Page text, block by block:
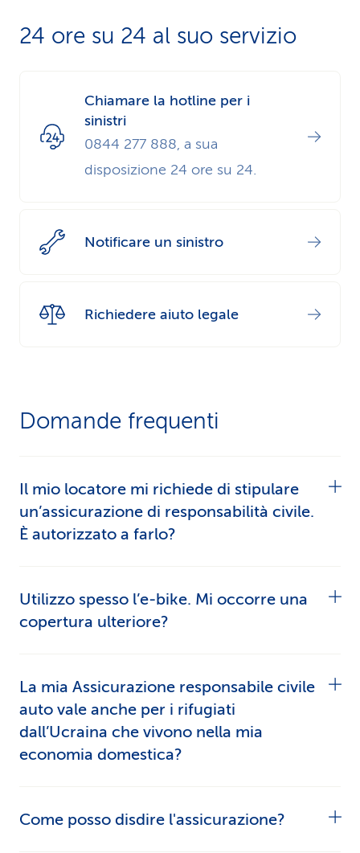
24 ore su 24 al suo servizio
Chiamare la hotline per i
sinistri
0844 277 888, a sua
disposizione 24 ore su 24.
Notificare un sinistro
Richiedere aiuto legale
Domande frequenti
Il mio locatore mi richiede di stipulare
un’assicurazione di responsabilità civile.
È autorizzato a farlo?
un’assicurazione di responsabilità civile privata.
Utilizzo spesso l’e-bike. Mi occorre una
copertura ulteriore?
copertura supplementare, poiché i danni come
conducente sono compresi nella copertura di
base. Così la suae-bike è assicurata
La mia Assicurazione responsabile civile
auto vale anche per i rifugiati
dall’Ucraina che vivono nella mia
economia domestica?
Sì. Le rifugiate e i rifugiati provenienti dall’Ucraina
con status S sono coassicurati –
Come posso disdire l'assicurazione?